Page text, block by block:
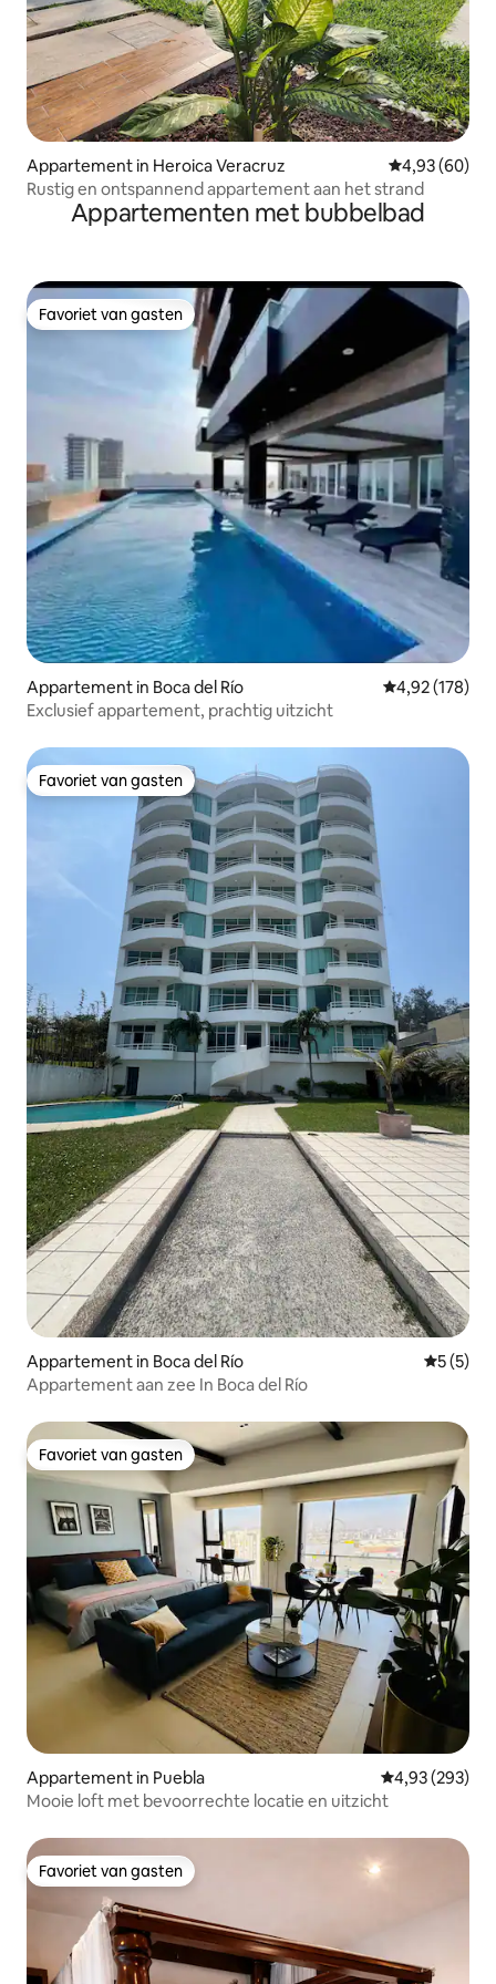
Appartement in Heroica Veracruz Gemiddelde
4,93 (60)
Rustig en ontspannend appartement aan het strand
Appartementen met bubbelbad
Favoriet van gasten
Favoriet van gasten
Appartement in Boca del Río Gemiddelde
4,92 (178)
Exclusief appartement, prachtig uitzicht
Favoriet van gasten
Favoriet van gasten
Appartement in Boca del Río
5 (5)
Appartement aan zee In Boca del Río
Favoriet van gasten
Favoriet van gasten
Appartement in Puebla Gemiddelde
4,93 (293)
Mooie loft met bevoorrechte locatie en uitzicht
Favoriet van gasten
Favoriet van gasten